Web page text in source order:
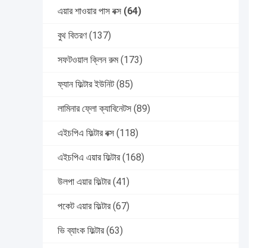
এয়ার শাওয়ার পাস বক্স (64)
বুথ বিতরণ (137)
সফটওয়াল ক্লিন রুম (173)
ফ্যান ফিল্টার ইউনিট (85)
লামিনার ফ্লো ক্যাবিনেটস (89)
এইচপিএ ফিল্টার বক্স (118)
এইচপিএ এয়ার ফিল্টার (168)
উলপা এয়ার ফিল্টার (41)
পকেট এয়ার ফিল্টার (67)
ভি ব্যাংক ফিল্টার (63)